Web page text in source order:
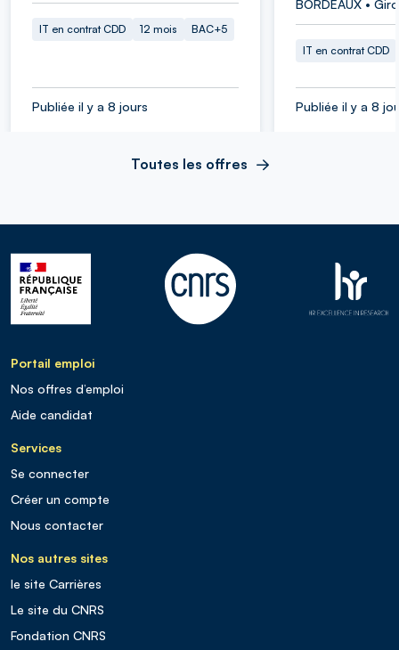
IT en contrat CDD 12 mois BAC+5
Publiée il y a 8 jours
BORDEAUX •
IT en contrat CDD
Publiée il y a 8
Toutes les offres
Portail emploi
Nos offres d’emploi
Aide candidat
Services
Se connecter
Créer un compte
Nous contacter
Nos autres sites
le site Carrières
Le site du CNRS
Fondation CNRS